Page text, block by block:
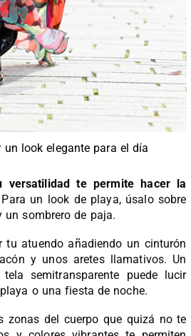
look elegante para el día
versatilidad te permite hacer la
un look de playa, úsalo sobre
sombrero de paja.
tu atuendo añadiendo un cinturón
y unos aretes llamativos. Un
semitransparente puede lucir
o una fiesta de noche.
zonas del cuerpo que quizá no te